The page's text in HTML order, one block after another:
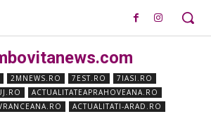
2MNEWS.RO 7EST.RO
7IASI.RO
ACTUALITATEAPRAHOVEANA.RO
ACTUALITATI-ARAD.RO